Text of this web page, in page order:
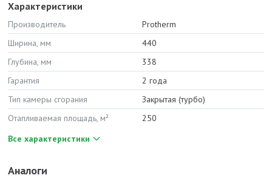
Характеристики
Производитель
Protherm
Ширина, мм
440
Глубина, мм
338
Гарантия
2 года
Тип камеры сгорания
Закрытая (турбо)
Отапливаемая площадь, м²
250
Все характеристики
Аналоги